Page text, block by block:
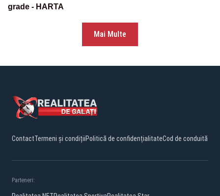
grade - HARTA
Mai Multe
ContactTermeni și condițiiPolitică de confidențialitateCod de conduită
Parteneri: